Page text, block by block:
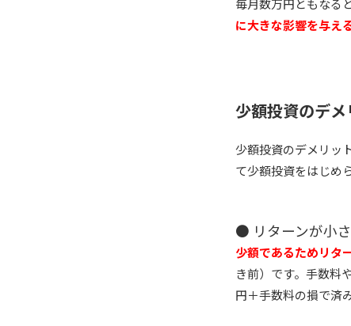
毎月数万円ともなる
に大きな影響を与え
少額投資のデ
少額投資のデメリッ
て少額投資をはじめ
● リターンが小
少額であるためリタ
き前）です。手数料
円＋手数料の損で済